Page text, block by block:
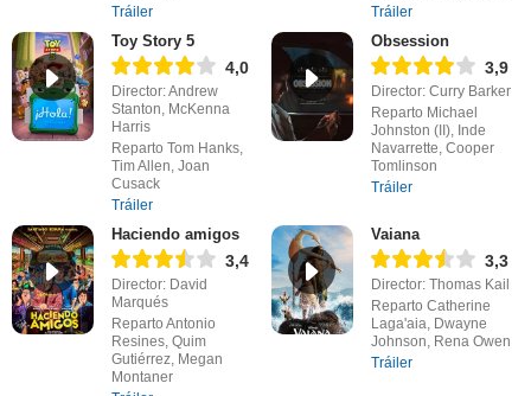
Tráiler
Tráiler
Toy Story 5
4,0
Director: Andrew
Stanton, McKenna
Harris
Reparto Tom Hanks,
Tim Allen, Joan
Cusack
Tráiler
Obsession
3,9
Director: Curry Barker
Reparto Michael
Johnston (II), Inde
Navarrette, Cooper
Tomlinson
Tráiler
Haciendo amigos
3,4
Director: David
Marqués
Reparto Antonio
Resines, Quim
Gutiérrez, Megan
Montaner
Vaiana
3,3
Director: Thomas Kail
Reparto Catherine
Laga'aia, Dwayne
Johnson, Rena Owen
Tráiler